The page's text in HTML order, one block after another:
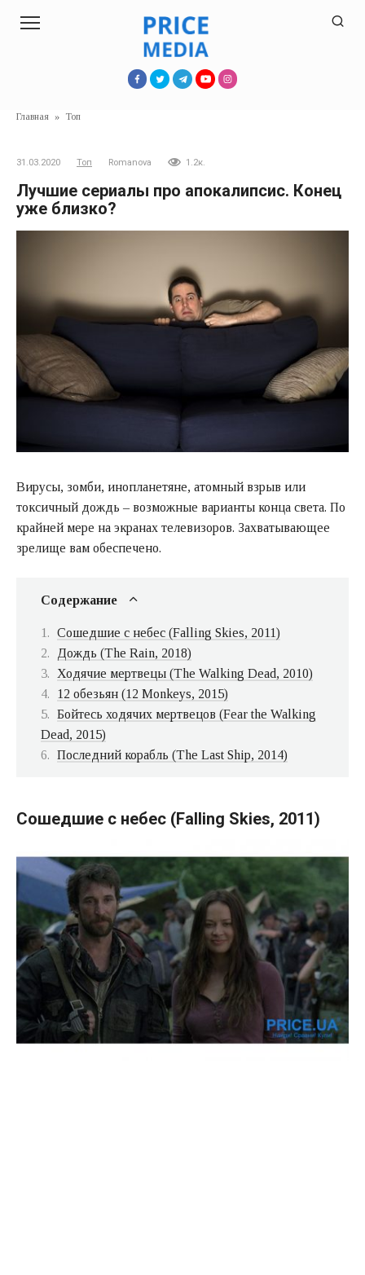
Главная » Топ
31.03.2020 Топ Romanova 1.2к.
Лучшие сериалы про апокалипсис. Конец
уже близко?
Вирусы, зомби, инопланетяне, атомный взрыв или
токсичный дождь – возможные варианты конца света. По
крайней мере на экранах телевизоров. Захватывающее
зрелище вам обеспечено.
Содержание
Сошедшие с небес (Falling Skies, 2011)
Дождь (The Rain, 2018)
Ходячие мертвецы (The Walking Dead, 2010)
12 обезьян (12 Monkeys, 2015)
Бойтесь ходячих мертвецов (Fear the Walking
Dead, 2015)
Последний корабль (The Last Ship, 2014)
Сошедшие с небес (Falling Skies, 2011)